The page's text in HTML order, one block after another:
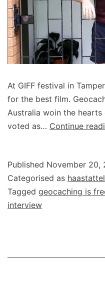
At GIFF festival in
for the best film.
Australia woin the
voted as… Continue
Published November 20,
Categorised as
Tagged geocaching is
interview